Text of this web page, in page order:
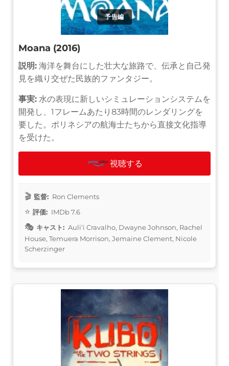
予告編
Moana (2016)
説明: 海洋を舞台にした壮大な旅路で、伝承と自己発
見を織り交ぜた民族的ファンタジー。
事実: 水の表現に新しいシミュレーションシステムを
開発し、1フレームあたり83時間のレンダリングを
要した。ポリネシアの航海士たちから直接文化指導
を受けた。
視聴する
監督: Ron Clements
評価: IMDb 7.6
キャスト: Auliʻi Cravalho, Dwayne Johnson, Rachel
House, Temuera Morrison, Jemaine Clement, Nicole
Scherzinger